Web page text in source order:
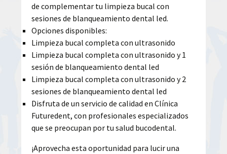
de complementar tu limpieza bucal con
sesiones de blanqueamiento dental led.
Opciones disponibles:
Limpieza bucal completa con ultrasonido
Limpieza bucal completa con ultrasonido y 1
sesión de blanqueamiento dental led
Limpieza bucal completa con ultrasonido y 2
sesiones de blanqueamiento dental led
Disfruta de un servicio de calidad en Clínica
Futuredent, con profesionales especializados
que se preocupan por tu salud bucodental.
¡Aprovecha esta oportunidad para lucir una